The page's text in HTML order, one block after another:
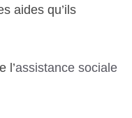
aides qu’ils
l’assistance sociale